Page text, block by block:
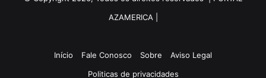
Champions
Champions PRO GX
AZAMERICA
Início Fale Conosco Sobre
Aviso Legal
Politicas de privacidades